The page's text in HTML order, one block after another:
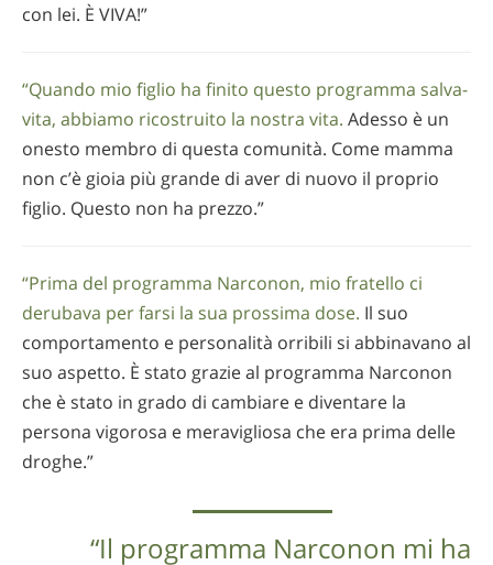
con lei. È VIVA!”
“Quando mio figlio ha finito questo programma salva-
vita, abbiamo ricostruito la nostra vita. Adesso è un
onesto membro di questa comunità. Come mamma
non c’è gioia più grande di aver di nuovo il proprio
figlio. Questo non ha prezzo.”
“Prima del programma Narconon, mio fratello ci
derubava per farsi la sua prossima dose. Il suo
comportamento e personalità orribili si abbinavano al
suo aspetto. È stato grazie al programma Narconon
che è stato in grado di cambiare e diventare la
persona vigorosa e meravigliosa che era prima delle
droghe.”
“Il programma Narconon mi ha